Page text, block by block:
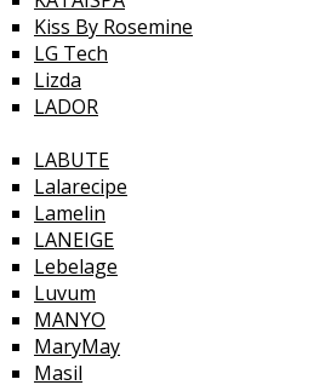
Kiss By Rosemine
LG Tech
Lizda
LADOR
LABUTE
Lalarecipe
Lamelin
LANEIGE
Lebelage
Luvum
MANYO
MaryMay
Masil